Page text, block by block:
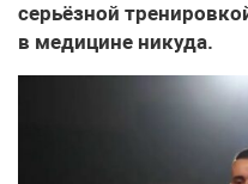
серьёзной
в медицине никуда.